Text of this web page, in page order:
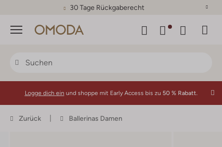
30 Tage Rückgaberecht
Menü
Logge dich ein und shoppe mit Early Access bis zu 50 % Rabatt.
Zurück Ballerinas Damen